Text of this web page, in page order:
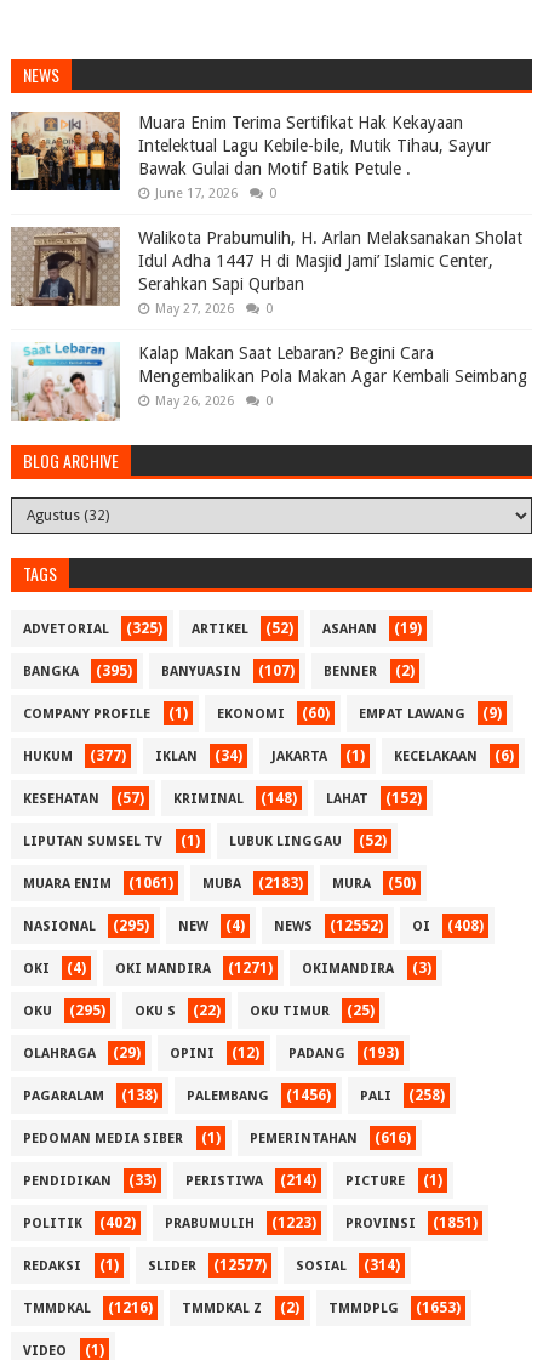
NEWS
Muara Enim Terima Sertifikat Hak Kekayaan
Intelektual Lagu Kebile-bile, Mutik Tihau, Sayur
Bawak Gulai dan Motif Batik Petule .
June 17, 2026 0
Walikota Prabumulih, H. Arlan Melaksanakan Sholat
Idul Adha 1447 H di Masjid Jami’ Islamic Center,
Serahkan Sapi Qurban
May 27, 2026 0
Kalap Makan Saat Lebaran? Begini Cara
Mengembalikan Pola Makan Agar Kembali Seimbang
May 26, 2026 0
BLOG ARCHIVE
TAGS
ADVETORIAL (325) ARTIKEL (52) ASAHAN (19)
BANGKA (395) BANYUASIN (107) BENNER (2)
COMPANY PROFILE (1) EKONOMI (60) EMPAT LAWANG (9)
HUKUM (377) IKLAN (34) JAKARTA (1) KECELAKAAN (6)
KESEHATAN (57) KRIMINAL (148) LAHAT (152)
LIPUTAN SUMSEL TV (1) LUBUK LINGGAU (52)
MUARA ENIM (1061) MUBA (2183) MURA (50)
NASIONAL (295) NEW (4) NEWS (12552) OI (408)
OKI (4) OKI MANDIRA (1271) OKIMANDIRA (3)
OKU (295) OKU S (22) OKU TIMUR (25)
OLAHRAGA (29) OPINI (12) PADANG (193)
PAGARALAM (138) PALEMBANG (1456) PALI (258)
PEDOMAN MEDIA SIBER (1) PEMERINTAHAN (616)
PENDIDIKAN (33) PERISTIWA (214) PICTURE (1)
POLITIK (402) PRABUMULIH (1223) PROVINSI (1851)
REDAKSI (1) SLIDER (12577) SOSIAL (314)
TMMDKAL (1216) TMMDKAL Z (2) TMMDPLG (1653)
VIDEO (1)